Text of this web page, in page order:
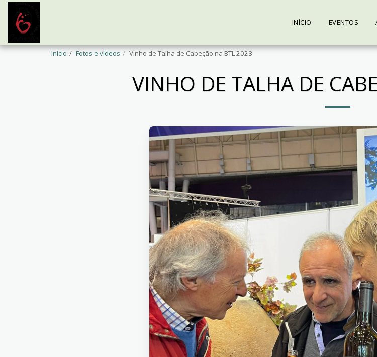
INÍCIO EVENTOS
Início Fotos e vídeos Vinho de Talha de Cabeção na BTL 2023
VINHO DE TALHA DE